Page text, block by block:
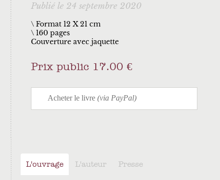
Publié le 24 septembre 2020
\ Format 12 X 21 cm
160 pages
Couverture avec jaquette
Prix public 17.00 €
L'ouvrage L'auteur Presse